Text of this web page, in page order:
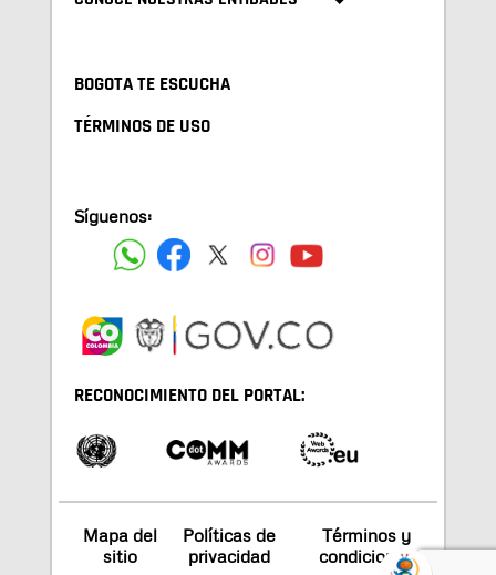
BOGOTA TE ESCUCHA
TÉRMINOS DE USO
Síguenos:
RECONOCIMIENTO DEL PORTAL:
Mapa del
sitio
Políticas de
privacidad
Términos y
condiciones